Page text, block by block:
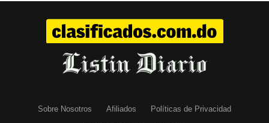
Sobre Nosotros Afiliados Políticas de Privacidad